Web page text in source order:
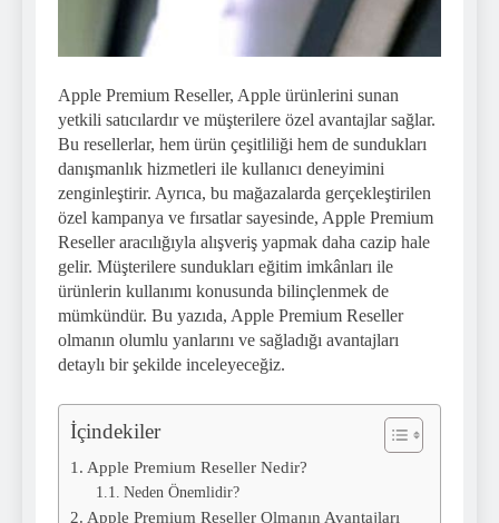
Apple Premium Reseller, Apple ürünlerini sunan
yetkili satıcılardır ve müşterilere özel avantajlar sağlar.
Bu resellerlar, hem ürün çeşitliliği hem de sundukları
danışmanlık hizmetleri ile kullanıcı deneyimini
zenginleştirir. Ayrıca, bu mağazalarda gerçekleştirilen
özel kampanya ve fırsatlar sayesinde, Apple Premium
Reseller aracılığıyla alışveriş yapmak daha cazip hale
gelir. Müşterilere sundukları eğitim imkânları ile
ürünlerin kullanımı konusunda bilinçlenmek de
mümkündür. Bu yazıda, Apple Premium Reseller
olmanın olumlu yanlarını ve sağladığı avantajları
detaylı bir şekilde inceleyeceğiz.
İçindekiler
Apple Premium Reseller Nedir?
Neden Önemlidir?
Apple Premium Reseller Olmanın Avantajları